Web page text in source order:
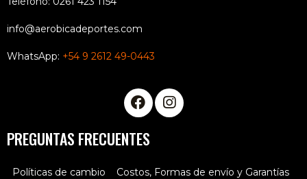
info@aerobicadeportes.com
WhatsApp: +54 9 2612 49-0443
PREGUNTAS FRECUENTES
Políticas de cambio
Costos, Formas de envío y Garantías